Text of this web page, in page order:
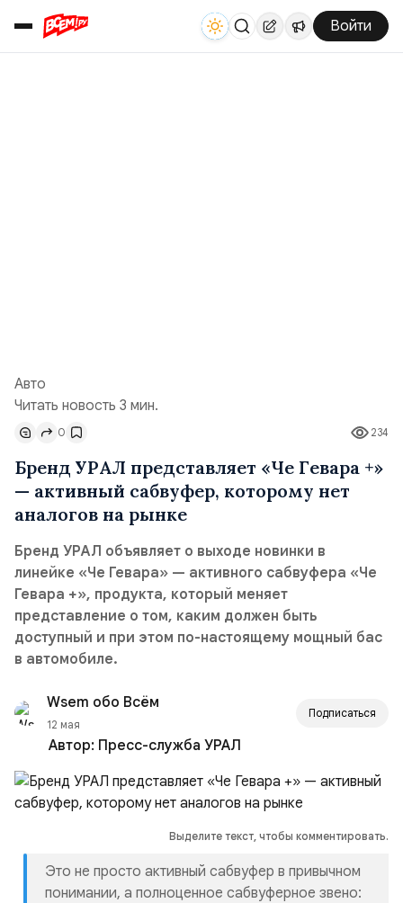
Войти
Авто
Читать новость 3 мин.
234
0
Бренд УРАЛ представляет «Че Гевара +»
— активный сабвуфер, которому нет
аналогов на рынке
Бренд УРАЛ объявляет о выходе новинки в
линейке «Че Гевара» — активного сабвуфера «Че
Гевара +», продукта, который меняет
представление о том, каким должен быть
доступный и при этом по-настоящему мощный бас
в автомобиле.
Wsem обо Всём
12 мая
Подписаться
Автор: Пресс-служба УРАЛ
Выделите текст, чтобы комментировать.
Это не просто активный сабвуфер в привычном
понимании, а полноценное сабвуферное звено: